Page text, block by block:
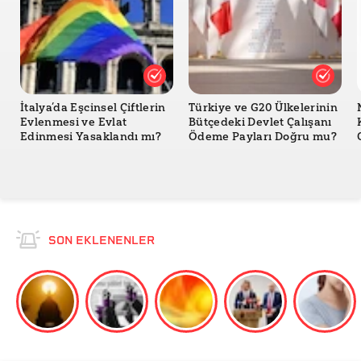
İtalya’da Eşcinsel Çiftlerin
Evlenmesi ve Evlat
Edinmesi Yasaklandı mı?
Türkiye ve G20 Ülkelerinin
Bütçedeki Devlet Çalışanı
Ödeme Payları Doğru mu?
SON EKLENENLER